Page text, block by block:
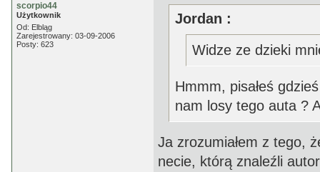
scorpio44
Użytkownik
Od: Elbląg
Zarejestrowany: 03-09-2006
Posty: 623
Jordan :
Widze ze dzieki
Hmmm, pisałeś
nam losy tego auta ?
Ja zrozumiałem z tego,
necie, którą znaleźli